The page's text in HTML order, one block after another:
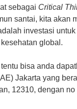
sebagai Critical
santai, kita akan
investasi
global.
bisa anda
Jakarta yang
12310, dengan